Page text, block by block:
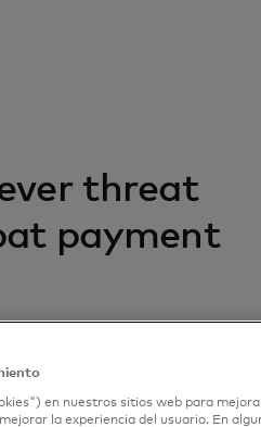
threat
payment
en nuestros sitios web para
la experiencia del usuario. En